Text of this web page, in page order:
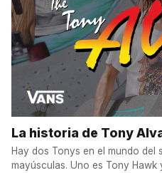
La historia de Tony
Hay dos Tonys en el mundo del
mayúsculas. Uno es Tony Hawk